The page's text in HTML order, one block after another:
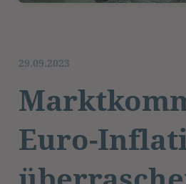
29.09.2023
Euro-